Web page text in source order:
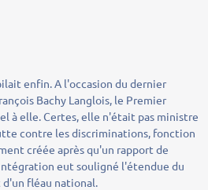
enfin. A l'occasion du dernier
Bachy Langlois, le Premier
à elle. Certes, elle n'était pas ministre
contre les discriminations, fonction
créée après qu'un rapport de
eut souligné l'étendue du
fléau national.